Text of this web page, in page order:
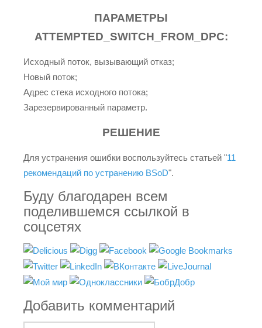
ПАРАМЕТРЫ
ATTEMPTED_SWITCH_FROM_DPC:
Исходный поток, вызывающий отказ;
Новый поток;
Адрес стека исходного потока;
Зарезервированный параметр.
РЕШЕНИЕ
Для устранения ошибки воспользуйтесь статьей "11
рекомендаций по устранению BSoD".
Буду благодарен всем
поделившемся ссылкой в
соцсетях
Добавить комментарий